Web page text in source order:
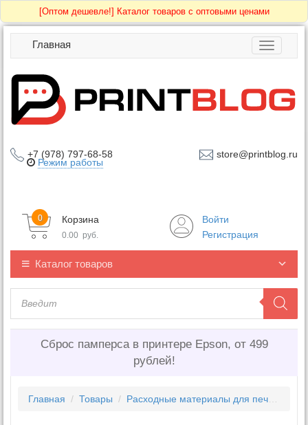
[Оптом дешевле!] Каталог товаров с оптовыми ценами
Toggle
Главная
+7 (978) 797-68-58 store@printblog.ru
Режим работы
Корзина
0
0.00 руб.
Войти
Регистрация
Каталог товаров
Сброс памперса в принтере Epson, от 499
рублей!
Главная / Товары / Расходные материалы для печати